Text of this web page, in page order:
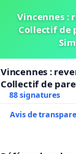
Vincennes :
Collectif de
Vincennes :
Collectif de
Veil
88 signatures
Avis de